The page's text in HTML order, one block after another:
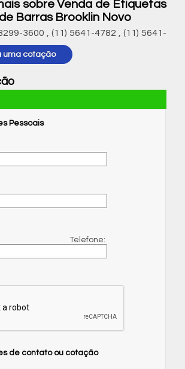
sobre Venda de Etiquetas
Barras Brooklin Novo
3600 ,(11) 5641-4782 ,(11) 5641-
uma cotação
Pessoais
Telefone:
de contato ou cotação